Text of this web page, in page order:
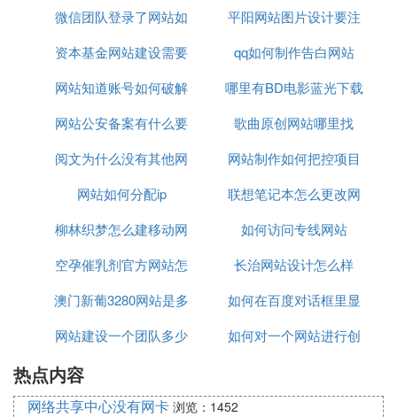
微信团队登录了网站如
何退掉
平阳网站图片设计要注
意什么
资本基金网站建设需要
多少钱
qq如何制作告白网站
网站知道账号如何破解
密码
哪里有BD电影蓝光下载
网站
网站公安备案有什么要
注意
歌曲原创网站哪里找
阅文为什么没有其他网
站流量
网站制作如何把控项目
制作时间
网站如何分配ip
联想笔记本怎么更改网
站权限
柳林织梦怎么建移动网
站
如何访问专线网站
空孕催乳剂官方网站怎
么买
长治网站设计怎么样
澳门新葡3280网站是多
少
如何在百度对话框里显
示常用网站
网站建设一个团队多少
如何对一个网站进行创
热点内容
网络共享中心没有网卡 浏览：1452